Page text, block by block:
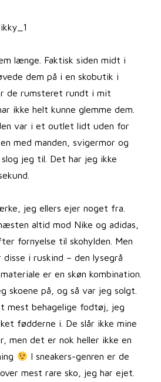
længe. Faktisk siden midt i
dem på i en skobutik i
de rumsteret rundt i mit
ikke helt kunne glemme dem.
var i et outlet lidt uden for
med manden, svigermor og
jeg til. Det har jeg ikke
jeg ellers ejer noget fra.
altid mod Nike og adidas,
fornyelse til skohylden. Men
i ruskind – den lysegrå
er en skøn kombination.
skoene på, og så var jeg solgt.
mest behagelige fodtøj, jeg
fødderne i. De slår ikke mine
men det er nok heller ikke en
I sneakers-genren er de
mest rare sko, jeg har ejet.